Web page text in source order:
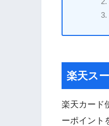
楽天ス
楽天カード
ーポイント